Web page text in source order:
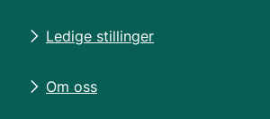
Ledige stillinger
Om oss